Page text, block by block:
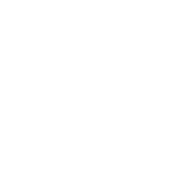
分新闻的发布有的是转载